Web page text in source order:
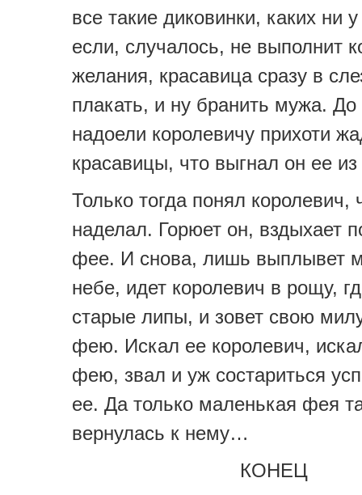
все такие диковинки, каких ни у
если, случалось, не выполнит
желания, красавица сразу в
плакать, и ну бранить мужа. До
надоели королевичу прихоти
красавицы, что выгнал он ее
Только тогда понял королевич,
наделал. Горюет он, вздыхает
фее. И снова, лишь выплывет
небе, идет королевич в рощу,
старые липы, и зовет свою
фею. Искал ее королевич,
фею, звал и уж состариться
ее. Да только маленькая фея
вернулась к нему…
КОНЕЦ